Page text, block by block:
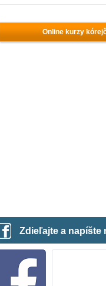
Online kurzy
Zdieľajte a napíšte